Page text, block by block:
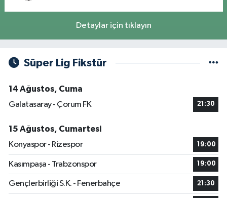
Detaylar için tıklayın
Süper Lig Fikstür
14 Ağustos, Cuma
Galatasaray - Çorum FK
21:30
15 Ağustos, Cumartesi
Konyaspor - Rizespor
19:00
Kasımpaşa - Trabzonspor 19:00
Gençlerbirliği S.K. - Fenerbahçe 21:30